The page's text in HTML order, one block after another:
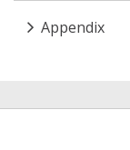
Appendix